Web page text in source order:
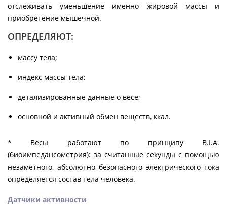
отслеживать уменьшение именно жировой массы и
приобретение мышечной.
ОПРЕДЕЛЯЮТ:
массу тела;
индекс массы тела;
детализированные данные о весе;
основной и активный обмен веществ, ккал.
* Весы работают по принципу B.I.A.
(биоимпедансометрия): за считанные секунды с помощью
незаметного, абсолютно безопасного электрического тока
определяется состав тела человека.
Датчики активности